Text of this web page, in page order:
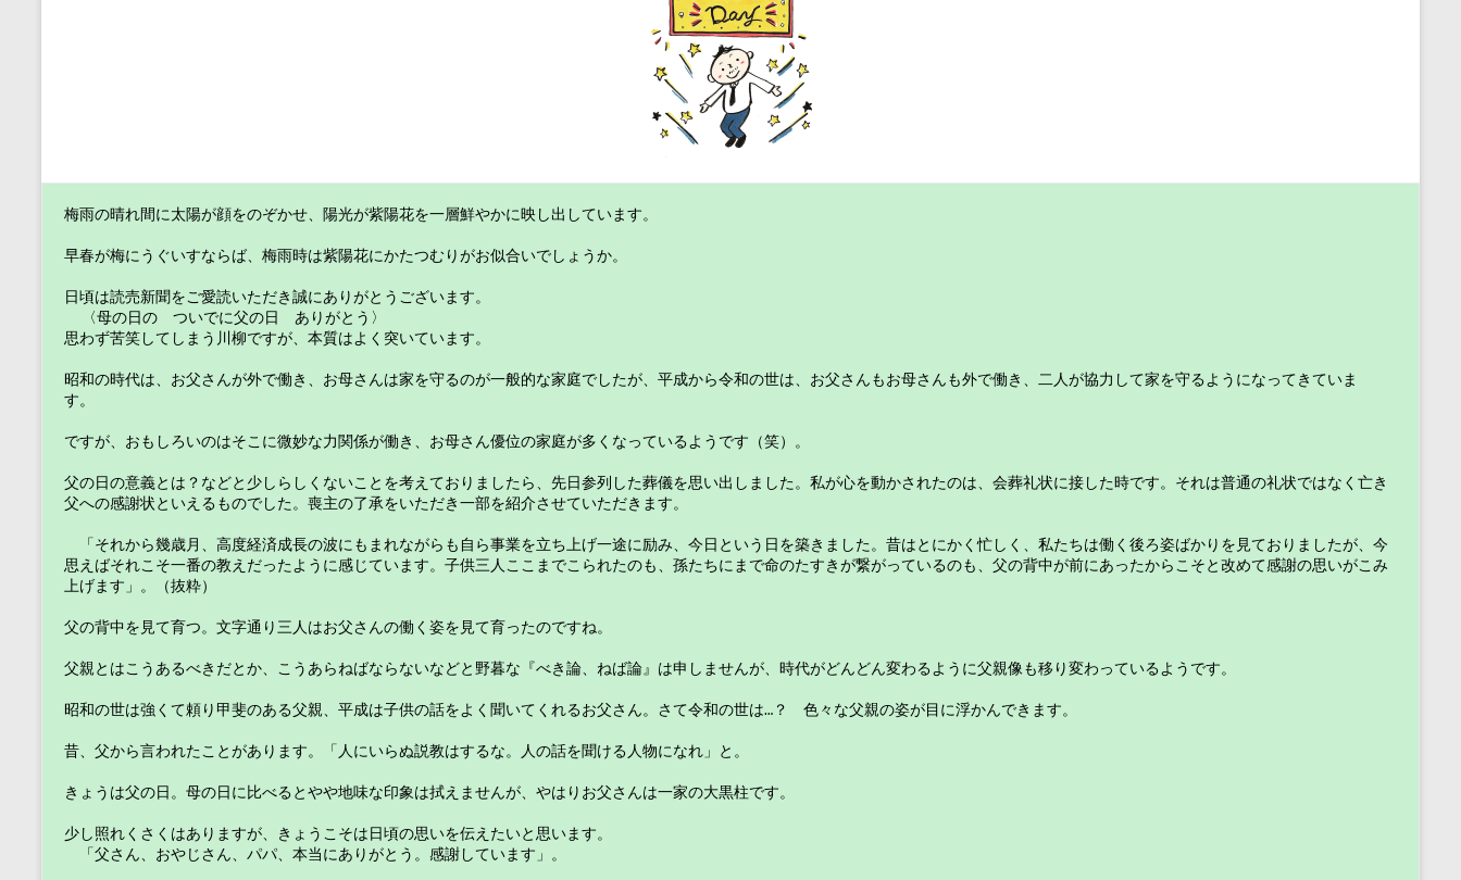
梅雨の晴れ間に太陽が顔をのぞかせ、陽光が紫陽花を一層鮮やかに映し出しています。
早春が梅にうぐいすならば、梅雨時は紫陽花にかたつむりがお似合いでしょうか。
日頃は読売新聞をご愛読いただき誠にありがとうございます。
  〈母の日の　ついでに父の日　ありがとう〉
思わず苦笑してしまう川柳ですが、本質はよく突いています。
昭和の時代は、お父さんが外で働き、お母さんは家を守るのが一般的な家庭でしたが、平成から令和の世は、お父さんもお母さんも外で働き、二人が協力して家を守るようになってきていま
す。
ですが、おもしろいのはそこに微妙な力関係が働き、お母さん優位の家庭が多くなっているようです（笑）。
父の日の意義とは？などと少しらしくないことを考えておりましたら、先日参列した葬儀を思い出しました。私が心を動かされたのは、会葬礼状に接した時です。それは普通の礼状ではなく亡き
父への感謝状といえるものでした。喪主の了承をいただき一部を紹介させていただきます。
「それから幾歳月、高度経済成長の波にもまれながらも自ら事業を立ち上げ一途に励み、今日という日を築きました。昔はとにかく忙しく、私たちは働く後ろ姿ばかりを見ておりましたが、今
思えばそれこそ一番の教えだったように感じています。子供三人ここまでこられたのも、孫たちにまで命のたすきが繋がっているのも、父の背中が前にあったからこそと改めて感謝の思いがこみ
上げます」。（抜粋）
父の背中を見て育つ。文字通り三人はお父さんの働く姿を見て育ったのですね。
父親とはこうあるべきだとか、こうあらねばならないなどと野暮な『べき論、ねば論』は申しませんが、時代がどんどん変わるように父親像も移り変わっているようです。
昭和の世は強くて頼り甲斐のある父親、平成は子供の話をよく聞いてくれるお父さん。さて令和の世は…？　色々な父親の姿が目に浮かんできます。
昔、父から言われたことがあります。「人にいらぬ説教はするな。人の話を聞ける人物になれ」と。
きょうは父の日。母の日に比べるとやや地味な印象は拭えませんが、やはりお父さんは一家の大黒柱です。
少し照れくさくはありますが、きょうこそは日頃の思いを伝えたいと思います。
「父さん、おやじさん、パパ、本当にありがとう。感謝しています」。